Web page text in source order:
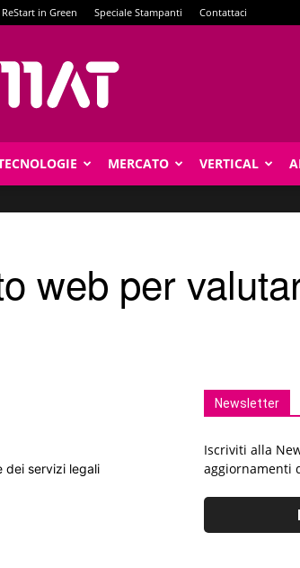
ReStart in Green Speciale Stampanti Contattaci
MERCATO VERTICAL
web per
dei servizi legali
Newsletter
Iscriviti alla
aggiornamenti